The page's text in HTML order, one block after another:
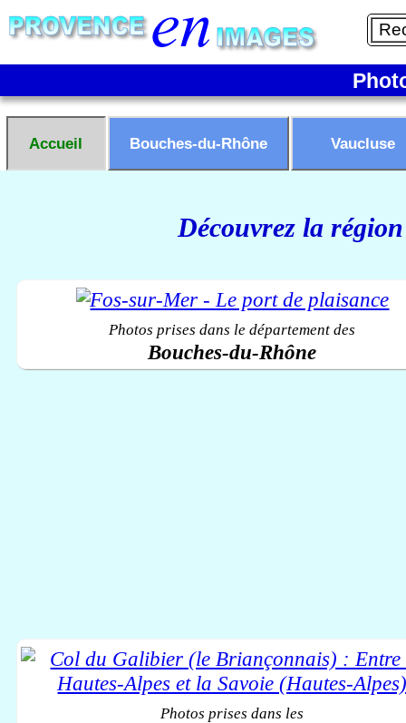
Accueil Bouches-du-Rhône Vaucluse
Découvrez la
Photos prises dans le département des
Bouches-du-Rhône
Photos prises dans les